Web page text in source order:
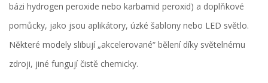
bázi hydrogen peroxide nebo karbamid peroxid) a doplňkové
pomůcky, jako jsou aplikátory, úzké šablony nebo LED světlo.
Některé modely slibují „akcelerované“ bělení díky světelnému
zdroji, jiné fungují čistě chemicky.